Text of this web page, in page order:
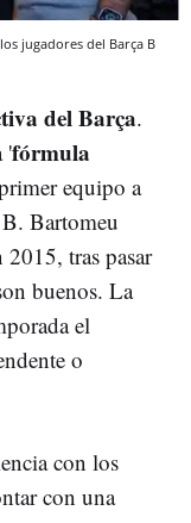
jugadores del Barça B
del Barça.
'fórmula
equipo a
Bartomeu
tras pasar
buenos. La
el
o
con los
con una